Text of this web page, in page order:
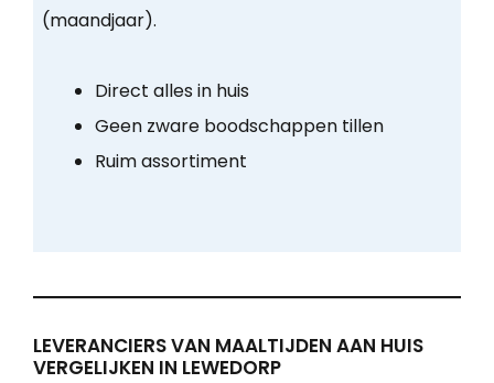
(maandjaar).
Direct alles in huis
Geen zware boodschappen tillen
Ruim assortiment
LEVERANCIERS VAN MAALTIJDEN AAN HUIS
VERGELIJKEN IN LEWEDORP